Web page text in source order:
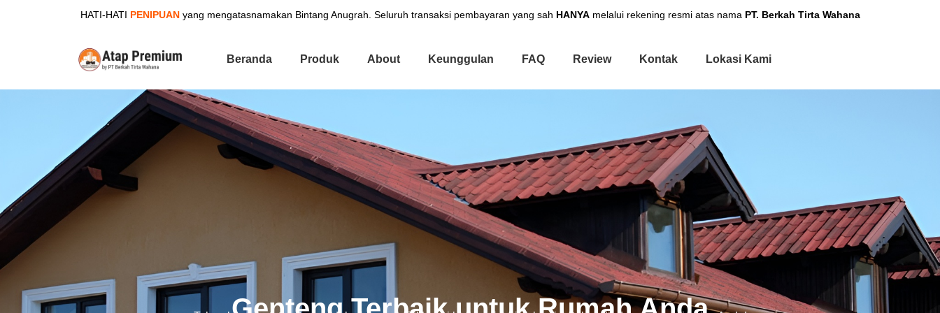
HATI-HATI PENIPUANyang mengatasnamakan Bintang Anugrah. Seluruh transaksi pembayaran yang sah HANYAmelalui rekening resmi atas nama PT. Berkah Tirta Wahana
Beranda Produk About Keunggulan FAQ Review Kontak Lokasi Kami